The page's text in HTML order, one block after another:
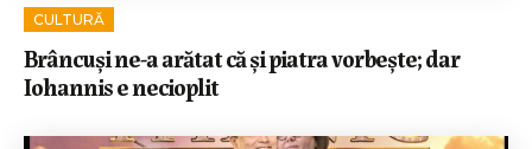
CULTURĂ
Brâncuși ne-a arătat că și piatra vorbește; dar
Iohannis e necioplit